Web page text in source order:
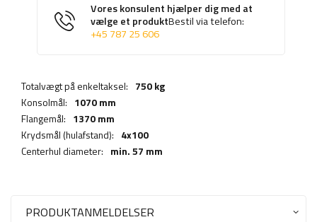
Vores konsulent hjælper dig med at
vælge et produktBestil via telefon:
+45 787 25 606
Totalvægt på enkeltaksel: 750 kg
Konsolmål: 1070 mm
Flangemål: 1370 mm
Krydsmål (hulafstand): 4x100
Centerhul diameter: min. 57 mm
PRODUKTANMELDELSER